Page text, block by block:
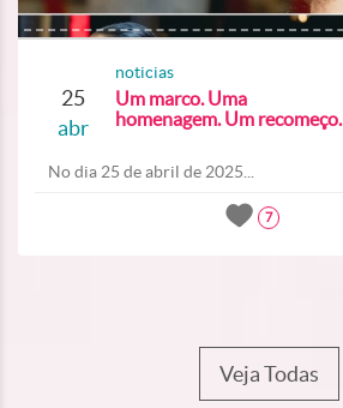
25
abr
noticias
Um marco. Uma
homenagem. Um recomeço.
No dia 25 de abril de 2025...
7
Veja Todas